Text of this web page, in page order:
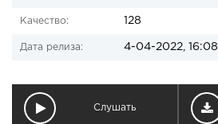
Качество: 128
Дата релиза: 4-04-2022, 16:08
Слушать